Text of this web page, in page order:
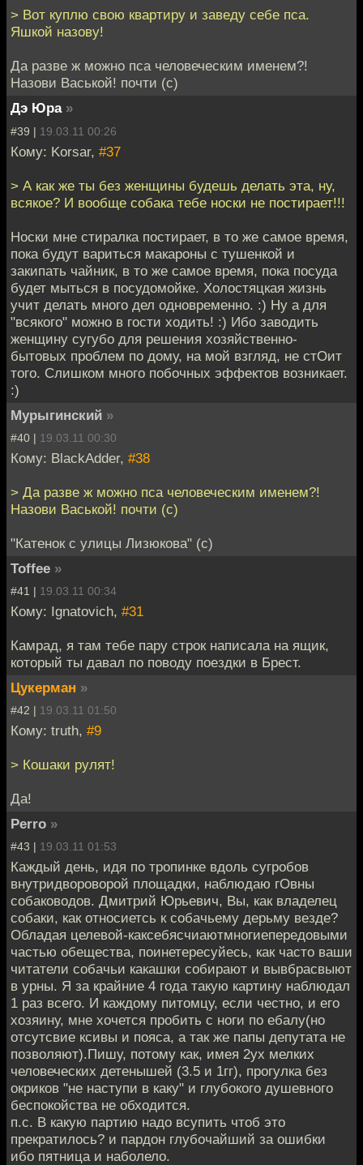
> Вот куплю свою квартиру и заведу себе пса.
Яшкой назову!
Да разве ж можно пса человеческим именем?!
Назови Васькой! почти (с)
Дэ Юра »
#39 | 19.03.11 00:26
Кому: Korsar, #37
> А как же ты без женщины будешь делать эта, ну,
всякое? И вообще собака тебе носки не постирает!!!
Носки мне стиралка постирает, в то же самое время,
пока будут вариться макароны с тушенкой и
закипать чайник, в то же самое время, пока посуда
будет мыться в посудомойке. Холостяцкая жизнь
учит делать много дел одновременно. :) Ну а для
"всякого" можно в гости ходить! :) Ибо заводить
женщину сугубо для решения хозяйственно-
бытовых проблем по дому, на мой взгляд, не стОит
того. Слишком много побочных эффектов возникает.
:)
Мурыгинский »
#40 | 19.03.11 00:30
Кому: BlackAdder, #38
> Да разве ж можно пса человеческим именем?!
Назови Васькой! почти (с)
"Катенок с улицы Лизюкова" (с)
Toffee »
#41 | 19.03.11 00:34
Кому: Ignatovich, #31
Камрад, я там тебе пару строк написала на ящик,
который ты давал по поводу поездки в Брест.
Цукерман »
#42 | 19.03.11 01:50
Кому: truth, #9
> Кошаки рулят!
Да!
Perro »
#43 | 19.03.11 01:53
Каждый день, идя по тропинке вдоль сугробов
внутридвороворой площадки, наблюдаю гОвны
собаководов. Дмитрий Юрьевич, Вы, как владелец
собаки, как относиетсь к собачьему дерьму везде?
Обладая целевой-каксебясчиаютмногиепередовыми
частью обещества, поинетересуйесь, как часто ваши
читатели собачьи какашки собирают и вывбрасвыют
в урны. Я за крайние 4 года такую картину наблюдал
1 раз всего. И каждому питомцу, если честно, и его
хозяину, мне хочется пробить с ноги по ебалу(но
отсутсвие ксивы и пояса, а так же папы депутата не
позволяют).Пишу, потому как, имея 2ух мелких
человеческих детенышей (3.5 и 1гг), прогулка без
окриков "не наступи в каку" и глубокого душевного
беспокойства не обходится.
п.с. В какую партию надо всупить чтоб это
прекратилось? и пардон глубочайший за ошибки
ибо пятница и наболело.